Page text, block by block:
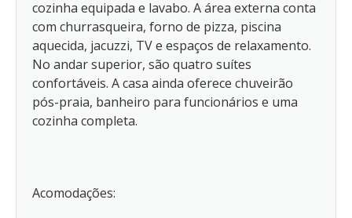
cozinha equipada e lavabo. A área externa conta
com churrasqueira, forno de pizza, piscina
aquecida, jacuzzi, TV e espaços de relaxamento.
No andar superior, são quatro suítes
confortáveis. A casa ainda oferece chuveirão
pós-praia, banheiro para funcionários e uma
cozinha completa.
Acomodações: